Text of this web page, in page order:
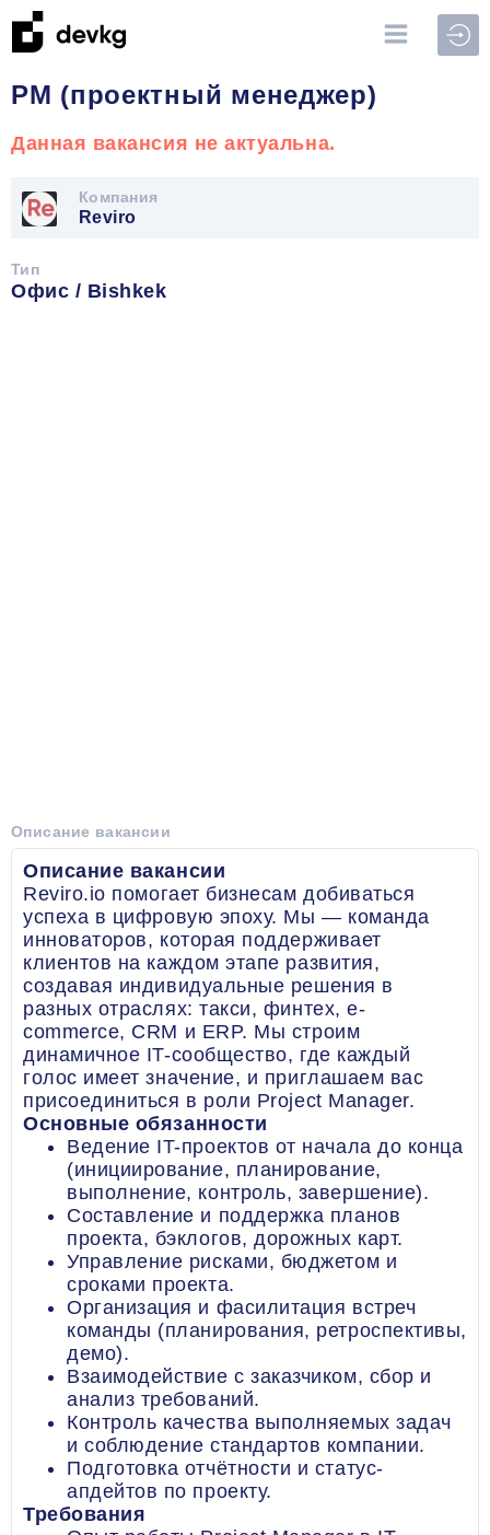
PM (проектный менеджер)
Данная вакансия не актуальна.
Компания
Reviro
Тип
Офис / Bishkek
Описание вакансии
Описание вакансии
Reviro.io помогает бизнесам добиваться
успеха в цифровую эпоху. Мы — команда
инноваторов, которая поддерживает
клиентов на каждом этапе развития,
создавая индивидуальные решения в
разных отраслях: такси, финтех, e-
commerce, CRM и ERP. Мы строим
динамичное IT-сообщество, где каждый
голос имеет значение, и приглашаем вас
присоединиться в роли Project Manager.
Основные обязанности
Ведение IT-проектов от начала до конца
(инициирование, планирование,
выполнение, контроль, завершение).
Составление и поддержка планов
проекта, бэклогов, дорожных карт.
Управление рисками, бюджетом и
сроками проекта.
Организация и фасилитация встреч
команды (планирования, ретроспективы,
демо).
Взаимодействие с заказчиком, сбор и
анализ требований.
Контроль качества выполняемых задач
и соблюдение стандартов компании.
Подготовка отчётности и статус-
апдейтов по проекту.
Требования